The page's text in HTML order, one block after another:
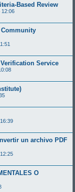
Based Review
12:06
Service
un archivo PDF
O